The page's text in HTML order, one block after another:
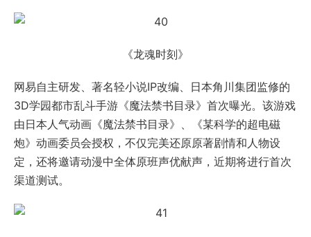
渠道测试。
网易游戏顶级原创NeoX引擎研发的《镇魔曲》手游，将
于2017年1月6日在App Store首发。游戏中设定了6大职
业18种流派，让玩家们充分体验到MMO多维角色培养乐
趣，并引入“战法牧+双摇杆”，开创MMO战斗纪元。